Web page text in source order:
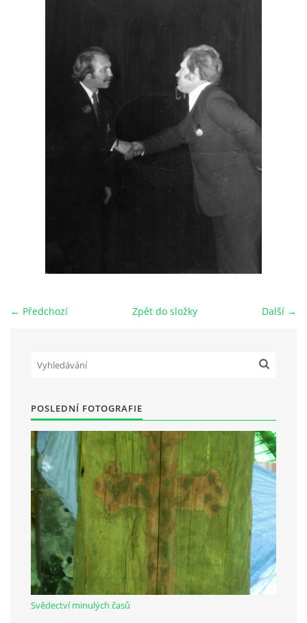
KDY, KDE A CO HRAJEME
HRY OD ROKU 1973
VIDEOZÁZNAMY Z HER
Občanská vzdělávací jednota "Komenský" v Choceradech z.s.
257 24 Chocerady
IČ: 498 28 614
Kontaktní osoba:
Mgr. Miroslava Cinkeisová
723 967 851
Mirkaci@email.cz
© 2026 eStránky.cz RSS
← Předchozí Další →
Zpět do složky
POSLEDNÍ FOTOGRAFIE
Svědectví minulých časů